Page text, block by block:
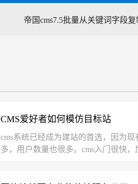
帝国cms7.5批量从关键词字段复
CMS爱好者如何模仿目标站
cms系统已经成为建站的首选，因为现
多，用户数量也很多。cms入门很快，